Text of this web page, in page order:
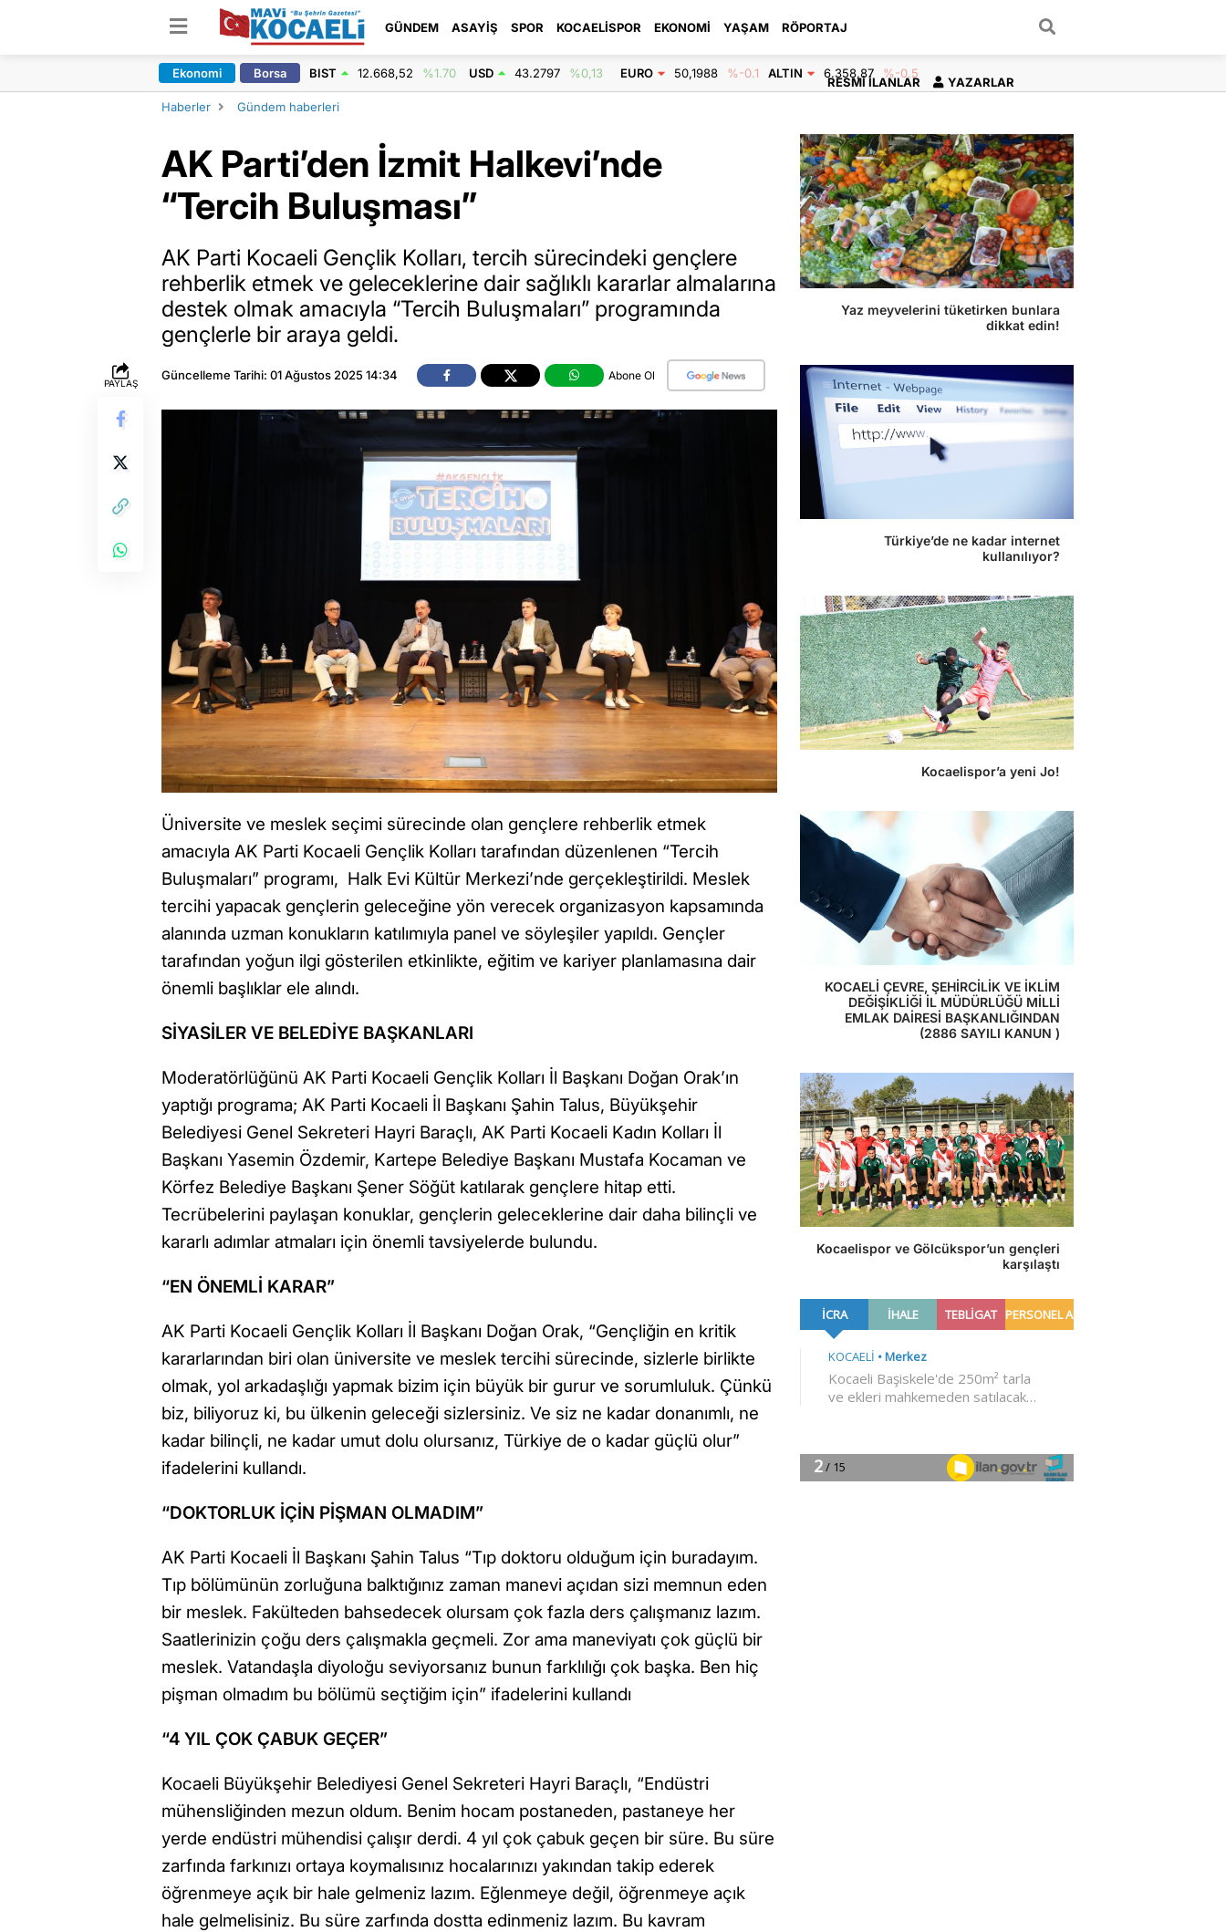
GÜNDEM ASAYIŞ SPOR KOCAELISPOR EKONOMI YAŞAM RÖPORTAJ
RESMI İLANLAR YAZARLAR
Ekonomi Borsa BIST 12.668,52 %1.70 USD 43.2797 %0,13 EURO 50,1988 %-0.1 ALTIN 6.358,87 %-0.5
Haberler Gündem haberleri
PAYLAŞ
AK Parti’den İzmit Halkevi’nde
“Tercih Buluşması”
AK Parti Kocaeli Gençlik Kolları, tercih sürecindeki gençlere
rehberlik etmek ve geleceklerine dair sağlıklı kararlar almalarına
destek olmak amacıyla “Tercih Buluşmaları” programında
gençlerle bir araya geldi.
Güncelleme Tarihi: 01 Ağustos 2025 14:34 Abone Ol
Üniversite ve meslek seçimi sürecinde olan gençlere rehberlik etmek
amacıyla AK Parti Kocaeli Gençlik Kolları tarafından düzenlenen “Tercih
Buluşmaları” programı, Halk Evi Kültür Merkezi’nde gerçekleştirildi. Meslek
tercihi yapacak gençlerin geleceğine yön verecek organizasyon kapsamında
alanında uzman konukların katılımıyla panel ve söyleşiler yapıldı. Gençler
tarafından yoğun ilgi gösterilen etkinlikte, eğitim ve kariyer planlamasına dair
önemli başlıklar ele alındı.
SİYASİLER VE BELEDİYE BAŞKANLARI
Moderatörlüğünü AK Parti Kocaeli Gençlik Kolları İl Başkanı Doğan Orak’ın
yaptığı programa; AK Parti Kocaeli İl Başkanı Şahin Talus, Büyükşehir
Belediyesi Genel Sekreteri Hayri Baraçlı, AK Parti Kocaeli Kadın Kolları İl
Başkanı Yasemin Özdemir, Kartepe Belediye Başkanı Mustafa Kocaman ve
Körfez Belediye Başkanı Şener Söğüt katılarak gençlere hitap etti.
Tecrübelerini paylaşan konuklar, gençlerin geleceklerine dair daha bilinçli ve
kararlı adımlar atmaları için önemli tavsiyelerde bulundu.
“EN ÖNEMLİ KARAR”
AK Parti Kocaeli Gençlik Kolları İl Başkanı Doğan Orak, “Gençliğin en kritik
kararlarından biri olan üniversite ve meslek tercihi sürecinde, sizlerle birlikte
olmak, yol arkadaşlığı yapmak bizim için büyük bir gurur ve sorumluluk. Çünkü
biz, biliyoruz ki, bu ülkenin geleceği sizlersiniz. Ve siz ne kadar donanımlı, ne
kadar bilinçli, ne kadar umut dolu olursanız, Türkiye de o kadar güçlü olur”
ifadelerini kullandı.
“DOKTORLUK İÇİN PİŞMAN OLMADIM”
AK Parti Kocaeli İl Başkanı Şahin Talus “Tıp doktoru olduğum için buradayım.
Tıp bölümünün zorluğuna balktığınız zaman manevi açıdan sizi memnun eden
bir meslek. Fakülteden bahsedecek olursam çok fazla ders çalışmanız lazım.
Saatlerinizin çoğu ders çalışmakla geçmeli. Zor ama maneviyatı çok güçlü bir
meslek. Vatandaşla diyoloğu seviyorsanız bunun farklılığı çok başka. Ben hiç
pişman olmadım bu bölümü seçtiğim için” ifadelerini kullandı
“4 YIL ÇOK ÇABUK GEÇER”
Kocaeli Büyükşehir Belediyesi Genel Sekreteri Hayri Baraçlı, “Endüstri
mühensliğinden mezun oldum. Benim hocam postaneden, pastaneye her
yerde endüstri mühendisi çalışır derdi. 4 yıl çok çabuk geçen bir süre. Bu süre
zarfında farkınızı ortaya koymalısınız hocalarınızı yakından takip ederek
öğrenmeye açık bir hale gelmeniz lazım. Eğlenmeye değil, öğrenmeye açık
hale gelmelisiniz. Bu süre zarfında dostta edinmeniz lazım. Bu kavram
Yaz meyvelerini tüketirken bunlara
dikkat edin!
Türkiye’de ne kadar internet
kullanılıyor?
Kocaelispor’a yeni Jo!
KOCAELİ ÇEVRE, ŞEHİRCİLİK VE İKLİM
DEĞİŞİKLİĞİ İL MÜDÜRLÜĞÜ MİLLİ
EMLAK DAİRESİ BAŞKANLIĞINDAN
(2886 SAYILI KANUN )
Kocaelispor ve Gölcükspor’un gençleri
karşılaştı